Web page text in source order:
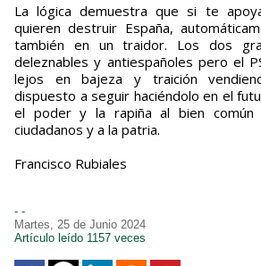
La lógica demuestra que si te
quieren destruir España,
también en un traidor. Los dos
deleznables y antiespañoles pero el
lejos en bajeza y traición
dispuesto a seguir haciéndolo en el
el poder y la rapiña al bien
ciudadanos y a la patria.
Francisco Rubiales
- -
Martes, 25 de Junio 2024
Artículo leído 1157 veces